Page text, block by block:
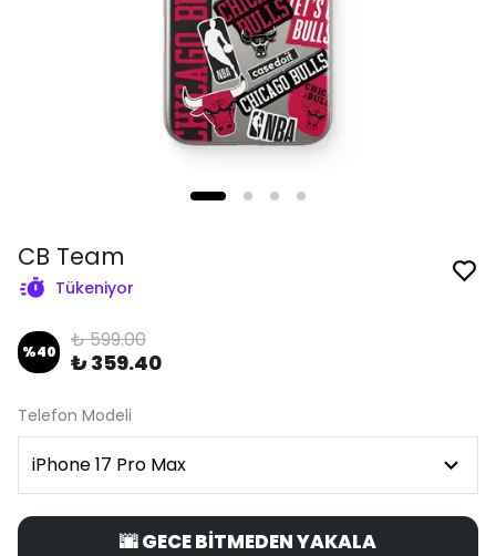
CB Team
Tükeniyor
%40 ₺ 599.00
₺ 359.40
Telefon Modeli
🌆 GECE BİTMEDEN YAKALA